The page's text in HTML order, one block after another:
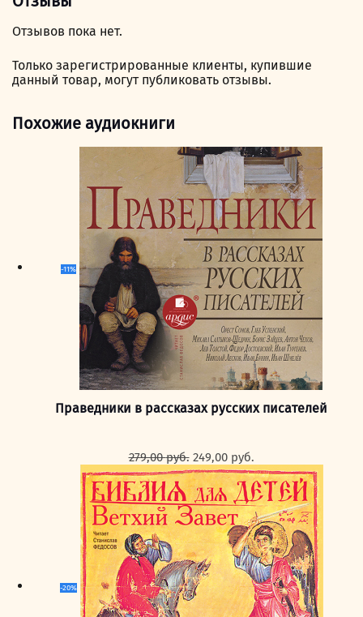
Отзывов пока нет.
Только зарегистрированные клиенты, купившие
данный товар, могут публиковать отзывы.
Похожие аудиокниги
-11%
Праведники в рассказах русских писателей
279,00руб. Первоначальная
цена
составляла
279,00 руб..
249,00 руб.
цена:
249,00 руб..
-20%